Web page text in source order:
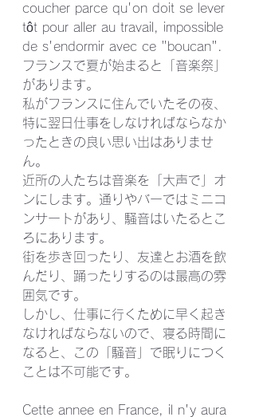
coucher parce qu'on doit se lever
tôt pour aller au travail, impossible
de s'endormir avec ce "boucan".
フランスで夏が始まると「音楽祭」
があります。
私がフランスに住んでいたその夜、
特に翌日仕事をしなければならなか
ったときの良い思い出はありませ
ん。
近所の人たちは音楽を「大声で」オ
ンにします。通りやバーではミニコ
ンサートがあり、騒音はいたるとこ
ろにあります。
街を歩き回ったり、友達とお酒を飲
んだり、踊ったりするのは最高の雰
囲気です。
しかし、仕事に行くために早く起き
なければならないので、寝る時間に
なると、この「騒音」で眠りにつく
ことは不可能です。
Cette annee en France, il n'y aura